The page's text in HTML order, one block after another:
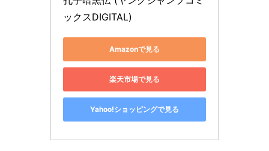
ックスDIGITAL)
Amazonで見る
楽天市場で見る
Yahoo!ショッピングで見る